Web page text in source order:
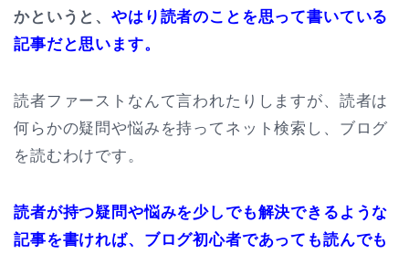
かというと、やはり読者のことを思って書いている
記事だと思います。
読者ファーストなんて言われたりしますが、読者は
何らかの疑問や悩みを持ってネット検索し、ブログ
を読むわけです。
読者が持つ疑問や悩みを少しでも解決できるような
記事を書ければ、ブログ初心者であっても読んでも